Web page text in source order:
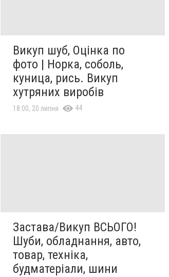
Викуп шуб, Оцінка по
фото | Норка, соболь,
куница, рись. Викуп
хутряних виробів
18:00, 20 липня 44
Застава/Викуп ВСЬОГО!
Шуби, обладнання, авто,
товар, техніка,
будматеріали, шини